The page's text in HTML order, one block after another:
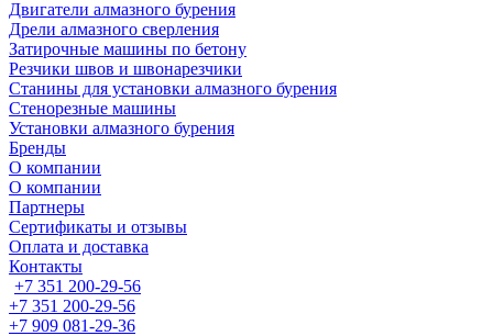
Двигатели алмазного бурения
Дрели алмазного сверления
Затирочные машины по бетону
Резчики швов и швонарезчики
Станины для установки алмазного бурения
Стенорезные машины
Установки алмазного бурения
Бренды
О компании
О компании
Партнеры
Cертификаты и отзывы
Оплата и доставка
Контакты
+7 351 200-29-56
+7 351 200-29-56
+7 909 081-29-36